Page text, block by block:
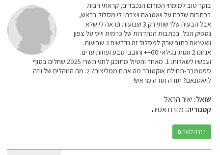
בוקר טוב למומחי הפורום הנכבדים, קראתי רבות
בכתבות שלכם על ויאטנאם ויצרתי לי מסלול בראש,
אבל הבעיה שלרשותי רק 3 שבועות ונראה לי שלא
נספיק הכל. בכתבות הנהדרות של כרמית וייס על צפון
ויאטנאם כתוב שרק למסלול זה נדרשים 3 שבועות.
אנחנו 2 זוגות בגילאי 60++ וחובבי טבע ופחות ערים.
ועכשיו לשאלות: 1. מאחר והטיול מתוכנן לחגי תשרי 2025 שחלים בסוף
ספטמבר-תחילת אוקטובר מה אתם ממליצים? 2. מה הנוהלים של ויזה
לויאטנאם? תודה תודה מראש!
שואל: יאיר הראל
קטגוריה: מזרח אסיה
חזרה לפורום